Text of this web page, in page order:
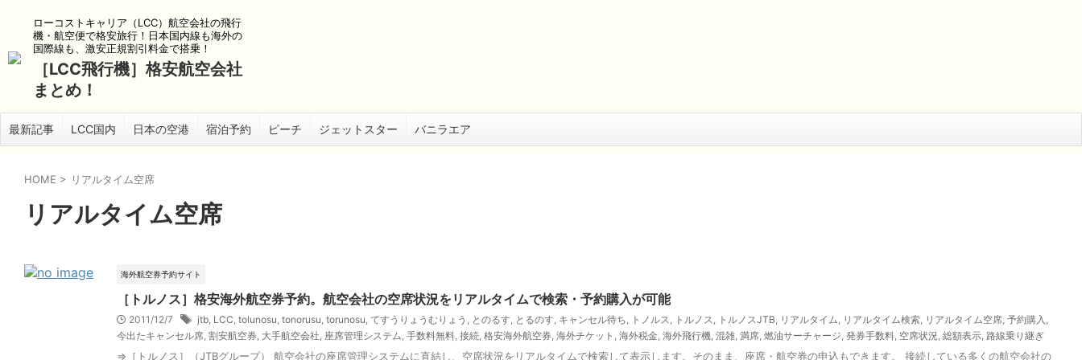
ローコストキャリア（LCC）航空会社の飛行
機・航空便で格安旅行！日本国内線も海外の
国際線も、激安正規割引料金で搭乗！
［LCC飛行機］格安航空会社
まとめ！
最新記事 LCC国内 日本の空港 宿泊予約 ピーチ ジェットスター バニラエア
HOME > リアルタイム空席
リアルタイム空席
海外航空券予約サイト
［トルノス］格安海外航空券予約。航空会社の空席状況をリアルタイムで検索・予約購入が可能
2011/12/7 jtb, LCC, tolunosu, tonorusu, torunosu, てすうりょうむりょう , とのるす, とるのす, キャンセル待ち, トノルス, トルノス, トルノスJTB, リアルタイム, リアルタイム検索, リアルタイム空席, 予約購入 ,
今出たキャンセル席, 割安航空券, 大手航空会社, 座席管理システム, 手数料無料, 接続, 格安海外航空券, 海外チケット , 海外税金, 海外飛行機, 混雑, 満席, 燃油サーチャージ, 発券手数料, 空席状況, 総額表示, 路線乗り継ぎ
⇒［トルノス］（JTBグループ） 航空会社の座席管理システムに直結し、空席状況をリアルタイムで検索して表示します。そのまま、座席・航空券の申込もできます。 接続している多くの航空会社の